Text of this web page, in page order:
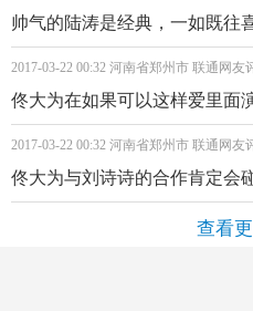
帅气的陆涛是经典，一如既往
2017-03-22 00:32 河南省郑州市 联通网友
佟大为在如果可以这样爱里面
2017-03-22 00:32 河南省郑州市 联通网友
佟大为与刘诗诗的合作肯定会
查看